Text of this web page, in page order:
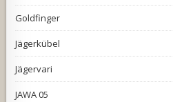
Goldfinger
Jägerkübel
Jägervari
JAWA 05